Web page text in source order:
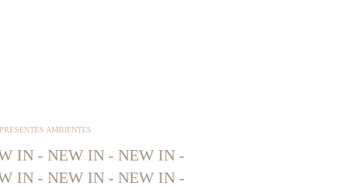
AMBIENTES
IN - NEW IN - NEW IN -
IN - NEW IN - NEW IN -